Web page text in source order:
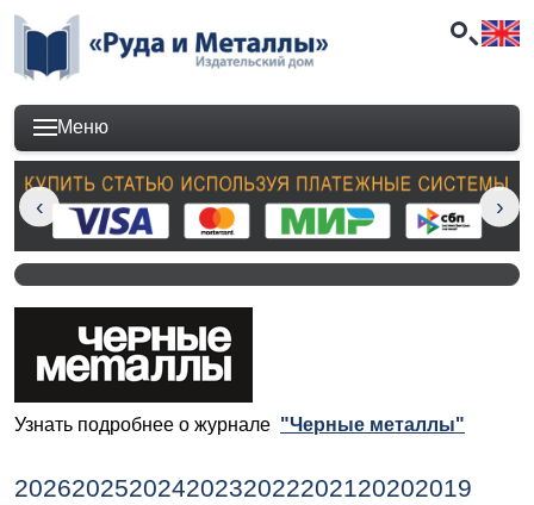
Меню
Узнать подробнее о журнале "Черные металлы"
20262025202420232022202120202019